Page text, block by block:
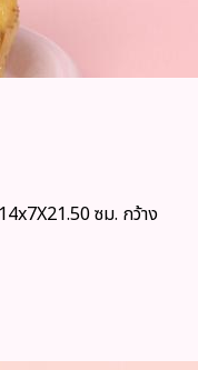
ซม. กว้าง